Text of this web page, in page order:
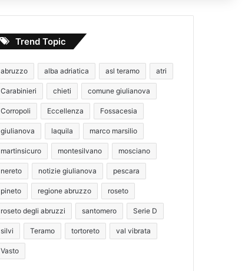
Trend Topic
abruzzo alba adriatica asl teramo atri
Carabinieri chieti comune giulianova
Corropoli Eccellenza Fossacesia
giulianova laquila marco marsilio
martinsicuro montesilvano mosciano
nereto notizie giulianova pescara
pineto regione abruzzo roseto
roseto degli abruzzi santomero Serie D
silvi Teramo tortoreto val vibrata
Vasto